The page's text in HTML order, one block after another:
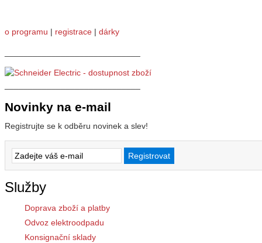
o programu | registrace | dárky
Novinky na e-mail
Registrujte se k odběru novinek a slev!
Služby
Doprava zboží a platby
Odvoz elektroodpadu
Konsignační sklady